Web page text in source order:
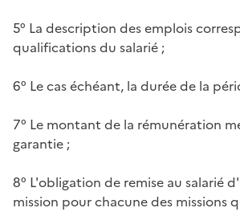
5° La description des emplois
qualifications du salarié ;
6° Le cas échéant, la durée de la
7° Le montant de la rémunération
garantie ;
8° L'obligation de remise au salarié
mission pour chacune des missions